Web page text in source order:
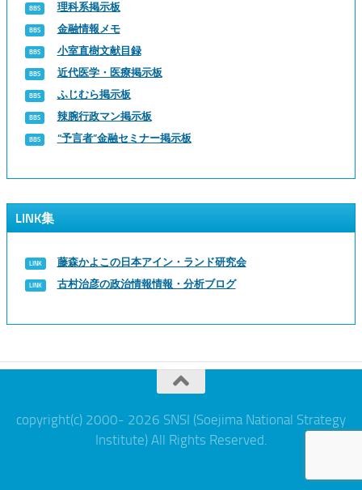
理科系掲示板
金融情報メモ
小室直樹文献目録
近代医学・医療掲示板
ふじむら掲示板
辣腕行政マン掲示板
“予言者”金融セミナー掲示板
LINK集
藤森かよこの日本アイン・ランド研究会
古村治彦の政治情報情報・分析ブログ
copyright(c) 2000- 2026 SNSI (Soejima National Strategy
Institute) All Rights Reserved.